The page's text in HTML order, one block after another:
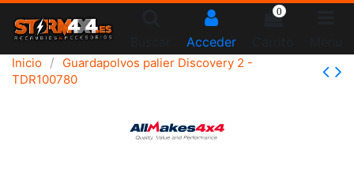
Acceder
0
Inicio
Guardapolvos palier Discovery 2 -
TDR100780